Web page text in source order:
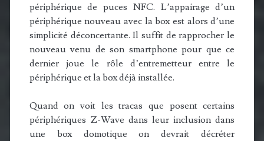
périphérique de puces NFC. L’appairage d’un
périphérique nouveau avec la box est alors d’une
simplicité déconcertante. Il suffit de rapprocher le
nouveau venu de son smartphone pour que ce
dernier joue le rôle d’entremetteur entre le
périphérique et la box déjà installée.
Quand on voit les tracas que posent certains
périphériques Z-Wave dans leur inclusion dans
une box domotique on devrait décréter